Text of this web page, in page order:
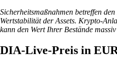
Sicherheitsmaßnahmen betreffen
Wertstabilität der Assets. Krypto-
kann den Wert Ihrer Bestände
DIA-Live-Preis in